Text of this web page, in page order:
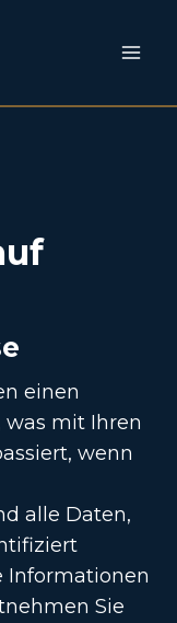
einen
mit Ihren
wenn
alle Daten,
Informationen
Sie